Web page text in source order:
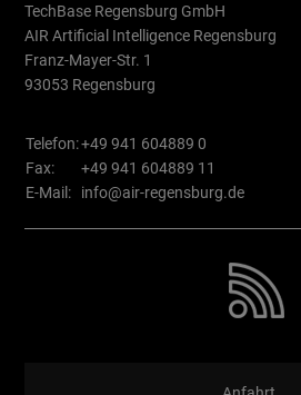
TechBase Regensburg GmbH
AIR Artificial Intelligence Regensburg
Franz-Mayer-Str. 1
93053 Regensburg
Telefon:
Fax:
E-Mail:
+49 941 604889 0
+49 941 604889 11
info@air-regensburg.de